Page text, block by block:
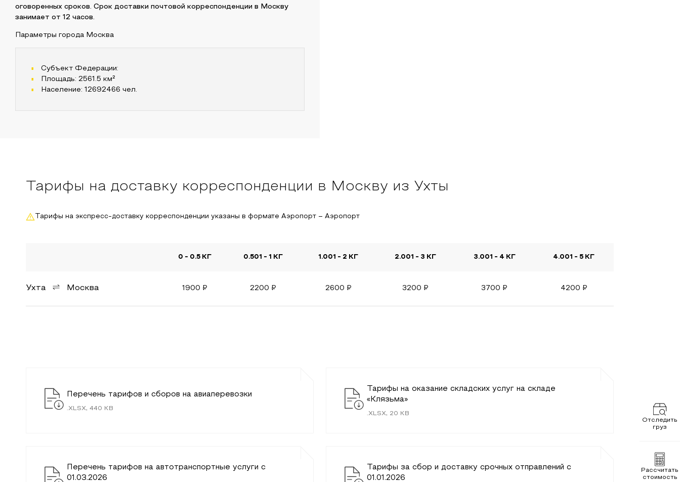
Отследить
груз
Рассчитать
стоимость
оговоренных сроков. Срок доставки почтовой корреспонденции в
Москву
занимает от 12 часов.
Параметры города Москва
Субъект Федерации:
Площадь: 2561.5 км²
Население: 12692466 чел.
Тарифы на доставку корреспонденции в Москву из Ухты
Тарифы на экспресс-доставку корреспонденции указаны в формате Аэропорт – Аэропорт
0 - 0.5 КГ 0.501 - 1 КГ 1.001 - 2 КГ 2.001 - 3 КГ 3.001 - 4 КГ 4.001 - 5 КГ
Ухта Москва 1900 ₽ 2200 ₽ 2600 ₽ 3200 ₽ 3700 ₽ 4200 ₽
Перечень тарифов и сборов на авиаперевозки
XLSX, 440 KB
Тарифы на оказание складских услуг на складе
«Клязьма»
. XLSX, 20 KB
Перечень тарифов на автотранспортные услуги c
01.03.2026
Тарифы за сбор и доставку срочных отправлений с
01.01.2026